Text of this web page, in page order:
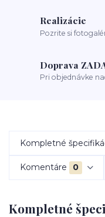
Realizácie
Pozrite si
Doprava
Pri objednávke
Kompletné
Komentáre 0
Kompletné